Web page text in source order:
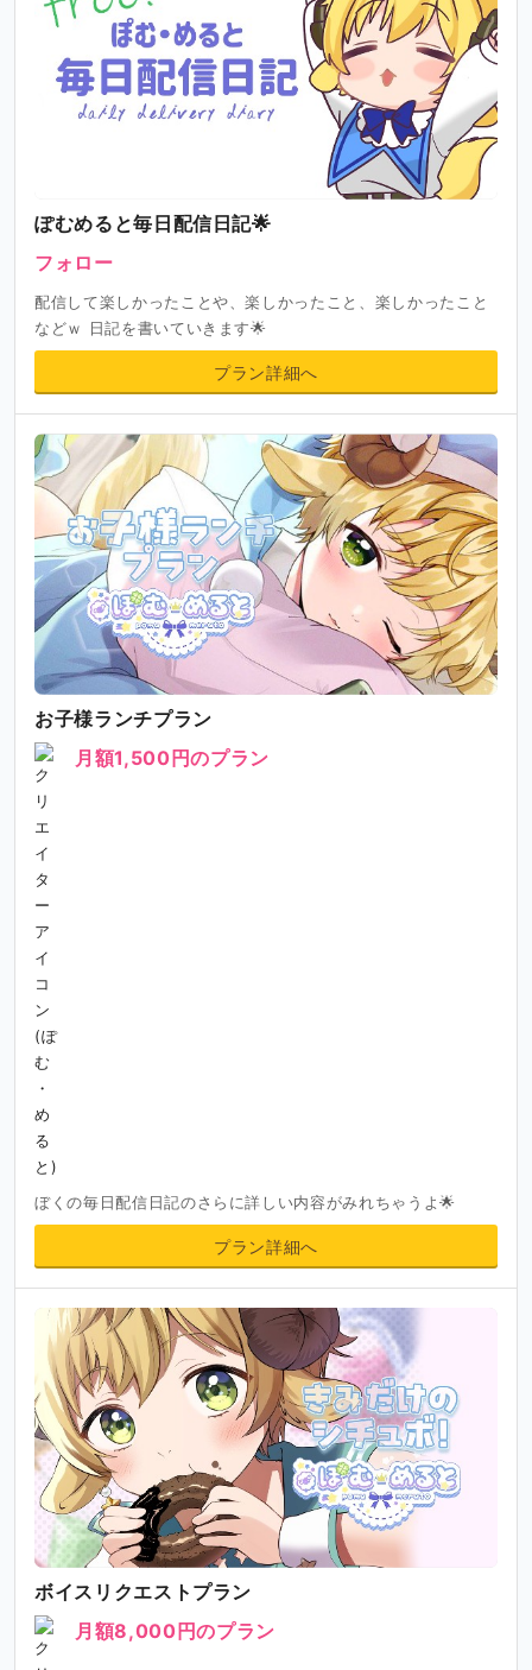
ぽむめると毎日配信日記🌟
フォロー
配信して楽しかったことや、楽しかったこと、楽しかったこと
などｗ 日記を書いていきます🌟
プラン詳細へ
お子様ランチプラン
月額1,500円のプラン
ぼくの毎日配信日記のさらに詳しい内容がみれちゃうよ🌟
プラン詳細へ
ボイスリクエストプラン
月額8,000円のプラン